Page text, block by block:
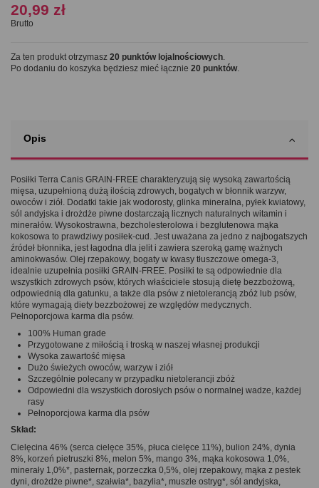
20,99 zł
Brutto
Za ten produkt otrzymasz 20 punktów lojalnościowych
Po dodaniu do koszyka będziesz mieć łącznie 20 punktów.
Opis
Posiłki Terra Canis GRAIN-FREE charakteryzują się wysoką zawartością
mięsa, uzupełnioną dużą ilością zdrowych, bogatych w błonnik warzyw,
owoców i ziół. Dodatki takie jak wodorosty, glinka mineralna, pyłek kwiatowy,
sól andyjska i drożdże piwne dostarczają licznych naturalnych witamin i
minerałów. Wysokostrawna, bezcholesterolowa i bezglutenowa mąka
kokosowa to prawdziwy posiłek-cud. Jest uważana za jedno z najbogatszych
źródeł błonnika, jest łagodna dla jelit i zawiera szeroką gamę ważnych
aminokwasów. Olej rzepakowy, bogaty w kwasy tłuszczowe omega-3,
idealnie uzupełnia posiłki GRAIN-FREE. Posiłki te są odpowiednie dla
wszystkich zdrowych psów, których właściciele stosują dietę bezzbożową,
odpowiednią dla gatunku, a także dla psów z nietolerancją zbóż lub psów,
które wymagają diety bezzbożowej ze względów medycznych.
Pełnoporcjowa karma dla psów.
100% Human grade
Przygotowane z miłością i troską w naszej własnej produkcji
Wysoka zawartość mięsa
Dużo świeżych owoców, warzyw i ziół
Szczególnie polecany w przypadku nietolerancji zbóż
Odpowiedni dla wszystkich dorosłych psów o normalnej wadze, każdej
rasy
Pełnoporcjowa karma dla psów
Skład:
Cielęcina 46% (serca cielęce 35%, płuca cielęce 11%), bulion 24%, dynia
8%, korzeń pietruszki 8%, melon 5%, mango 3%, mąka kokosowa 1,0%,
minerały 1,0%*, pasternak, porzeczka 0,5%, olej rzepakowy, mąka z pestek
dyni, drożdże piwne*, szałwia*, bazylia*, muszle ostryg*, sól andyjska,